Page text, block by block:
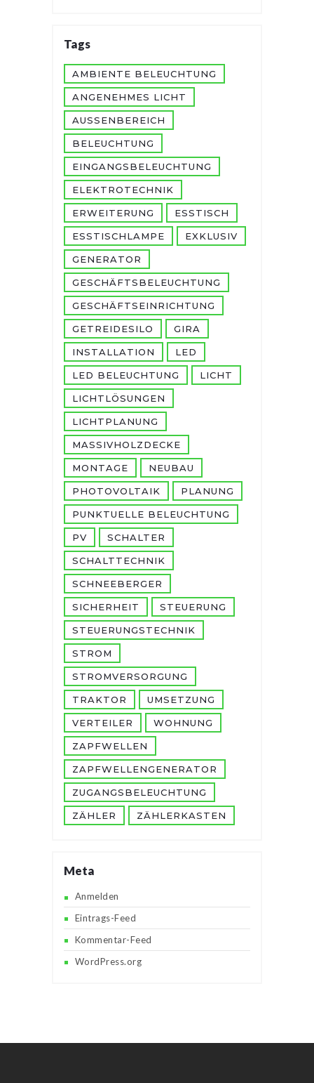
Tags
AMBIENTE BELEUCHTUNG
ANGENEHMES LICHT
AUSSENBEREICH
BELEUCHTUNG
EINGANGSBELEUCHTUNG
ELEKTROTECHNIK
ERWEITERUNG ESSTISCH
ESSTISCHLAMPE EXKLUSIV
GENERATOR
GESCHÄFTSBELEUCHTUNG
GESCHÄFTSEINRICHTUNG
GETREIDESILO GIRA
INSTALLATION LED
LED BELEUCHTUNG LICHT
LICHTLÖSUNGEN
LICHTPLANUNG
MASSIVHOLZDECKE
MONTAGE NEUBAU
PHOTOVOLTAIK PLANUNG
PUNKTUELLE BELEUCHTUNG
PV SCHALTER
SCHALTTECHNIK
SCHNEEBERGER
SICHERHEIT STEUERUNG
STEUERUNGSTECHNIK
STROM
STROMVERSORGUNG
TRAKTOR UMSETZUNG
VERTEILER WOHNUNG
ZAPFWELLEN
ZAPFWELLENGENERATOR
ZUGANGSBELEUCHTUNG
ZÄHLER ZÄHLERKASTEN
Meta
Anmelden
Eintrags-Feed
Kommentar-Feed
WordPress.org